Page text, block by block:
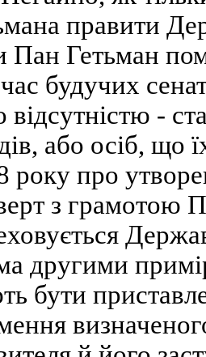
правити
Пан Гетьман
будучих
відсутністю -
або осіб, що
року про
з грамотою
другими
бути